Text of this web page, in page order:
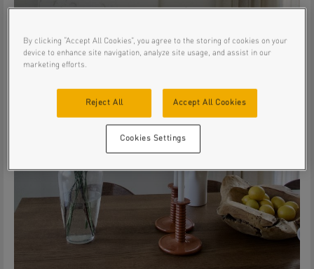
By clicking “Accept All Cookies”, you agree to the storing of cookies on your
device to enhance site navigation, analyze site usage, and assist in our
marketing efforts.
Reject All Accept All Cookies
Cookies Settings